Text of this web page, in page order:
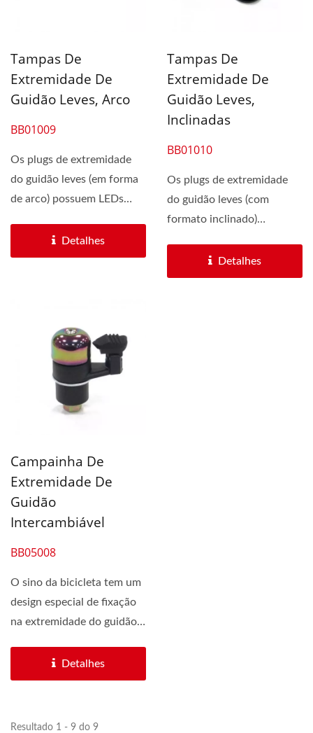
Tampas De
Extremidade De
Guidão Leves, Arco
BB01009
Os plugs de extremidade
do guidão leves (em forma
de arco) possuem LEDs
Detalhes
Tampas De
Extremidade De
Guidão Leves,
Inclinadas
BB01010
Os plugs de extremidade
do guidão leves (com
formato inclinado)
vermelhos...Detalhes
Campainha De
Extremidade De
Guidão
Intercambiável
BB05008
O sino da bicicleta tem um
design especial de fixação
na extremidade do guidão,
Detalhes
Resultado 1 - 9 do 9